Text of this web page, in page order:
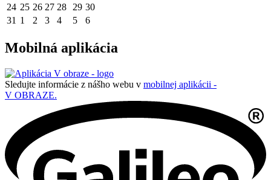
24 25 26 27 28 29 30
31 1 2 3 4 5 6
Mobilná aplikácia
Sledujte informácie z nášho webu v mobilnej aplikácii -
V OBRAZE.